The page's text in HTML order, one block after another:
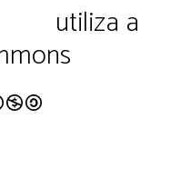
utiliza a